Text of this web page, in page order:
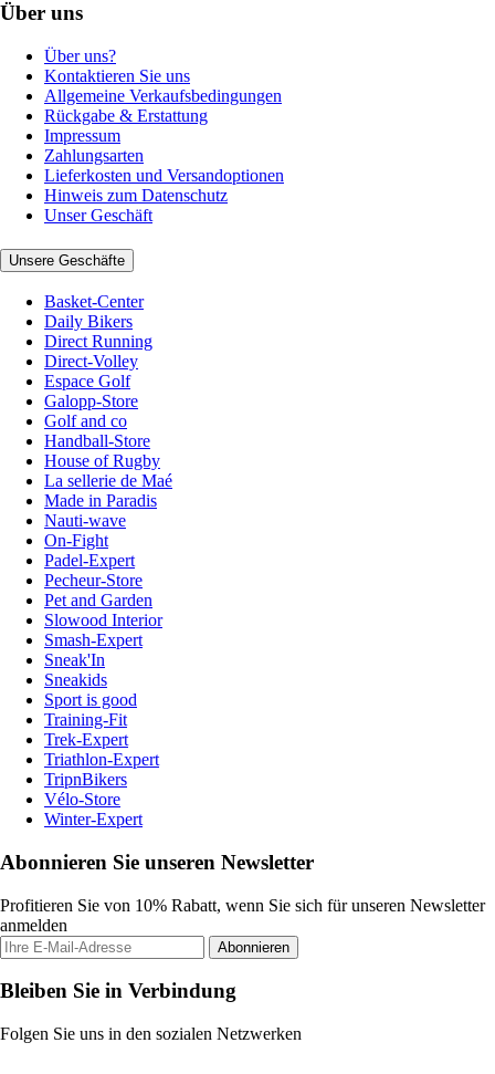
Über uns
Über uns?
Kontaktieren Sie uns
Allgemeine Verkaufsbedingungen
Rückgabe & Erstattung
Impressum
Zahlungsarten
Lieferkosten und Versandoptionen
Hinweis zum Datenschutz
Unser Geschäft
Unsere Geschäfte
Basket-Center
Daily Bikers
Direct Running
Direct-Volley
Espace Golf
Galopp-Store
Golf and co
Handball-Store
House of Rugby
La sellerie de Maé
Made in Paradis
Nauti-wave
On-Fight
Padel-Expert
Pecheur-Store
Pet and Garden
Slowood Interior
Smash-Expert
Sneak'In
Sneakids
Sport is good
Training-Fit
Trek-Expert
Triathlon-Expert
TripnBikers
Vélo-Store
Winter-Expert
Abonnieren Sie unseren Newsletter
Profitieren Sie von 10% Rabatt, wenn Sie sich für unseren Newsletter
anmelden
Abonnieren
Bleiben Sie in Verbindung
Folgen Sie uns in den sozialen Netzwerken